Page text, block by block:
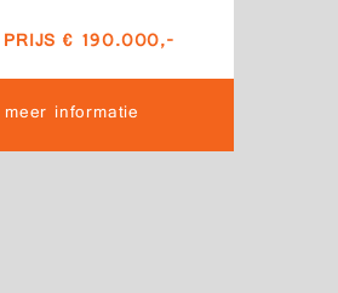
PRIJS € 190.000,-
meer informatie